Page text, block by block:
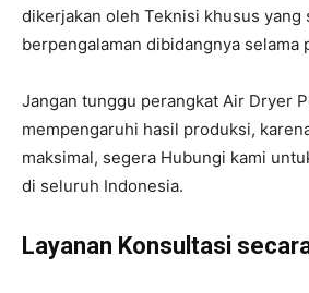
dikerjakan oleh Teknisi khusus yang
berpengalaman dibidangnya selama
Jangan tunggu perangkat Air Dryer
mempengaruhi hasil produksi,
maksimal, segera Hubungi kami
di seluruh Indonesia.
Layanan Konsultasi